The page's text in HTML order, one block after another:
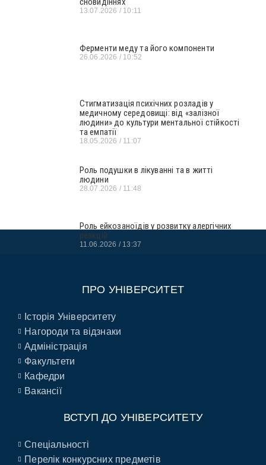
13.07.2026 10:11
Ферменти меду та його компоненти
26.06.2026 10:52
Стигматизація психічних розладів у
медичному середовищі: від «залізної
людини» до культури ментальної стійкості
та емпатії
18.05.2026 11:07
Роль подушки в лікуванні та в житті
людини
28.07.2026 11:48
Роль ейкозаноїдів у розвитку алергічних
реакцій
11.06.2026 13:37
ПРО УНІВЕРСИТЕТ
Історія Університету
Нагороди та відзнаки
Адміністрація
Факультети
Кафедри
Вакансії
ВСТУП ДО УНІВЕРСИТЕТУ
Спеціальності
Перелік конкурсних предметів